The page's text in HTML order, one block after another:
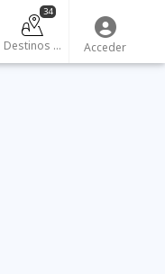
Destinos turísticos
34
Acceder